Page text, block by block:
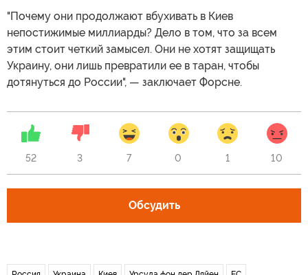
"Почему они продолжают вбухивать в Киев
непостижимые миллиарды? Дело в том, что за всем
этим стоит четкий замысел. Они не хотят защищать
Украину, они лишь превратили ее в таран, чтобы
дотянуться до России", — заключает Форсне.
52 3 7 0 1 10
Обсудить